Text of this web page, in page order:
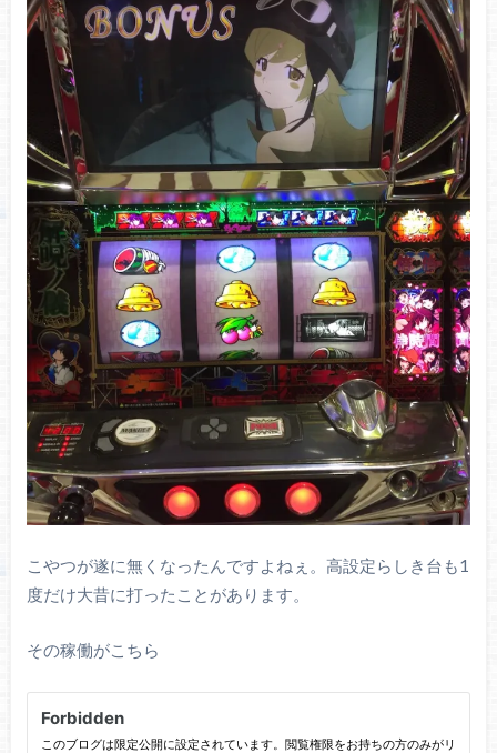
こやつが遂に無くなったんですよねぇ。高設定らしき台も1
度だけ大昔に打ったことがあります。
その稼働がこちら